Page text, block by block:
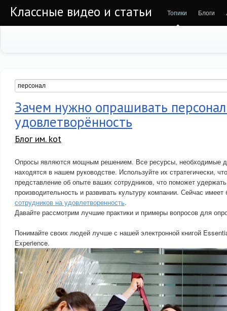
Классные видео и статьи Топики Блоги
Зачем нужно опрашивать
удовлетворённость
Блог им. kot
Опросы являются мощным решением. Все ресурсы, необходимые
находятся в нашем руководстве. Используйте их стратегически,
представление об опыте ваших сотрудников, что поможет
производительность и развивать культуру компании. Сейчас
сотрудников на удовлетворенность.
Давайте рассмотрим лучшие практики и примеры вопросов для
Понимайте своих людей лучше с нашей электронной книгой
Experience.